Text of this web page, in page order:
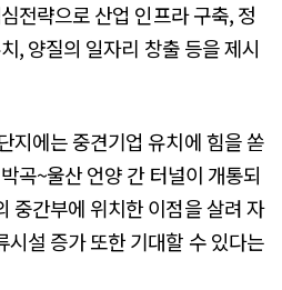
전략으로 산업 인프라 구축, 정
, 양질의 일자리 창출 등을 제시
지에는 중견기업 유치에 힘을 쏟
곡~울산 언양 간 터널이 개통되
중간부에 위치한 이점을 살려 자
시설 증가 또한 기대할 수 있다는